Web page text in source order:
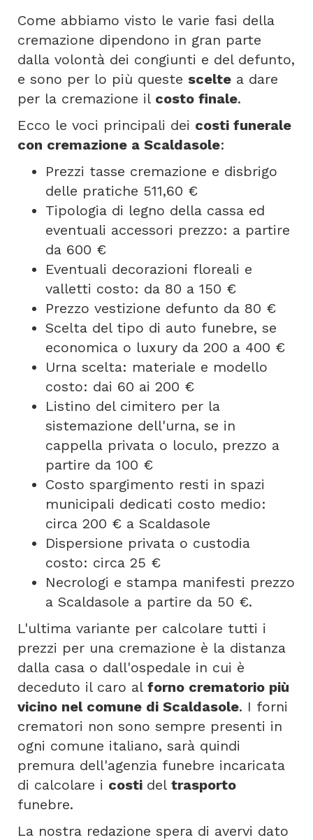
Come abbiamo visto le varie fasi della
cremazione dipendono in gran parte
dalla volontà dei congiunti e del defunto,
e sono per lo più queste scelte a dare
per la cremazione il costo finale.
Ecco le voci principali dei costi funerale
con cremazione a Scaldasole:
Prezzi tasse cremazione e disbrigo
delle pratiche 511,60 €
Tipologia di legno della cassa ed
eventuali accessori prezzo: a partire
da 600 €
Eventuali decorazioni floreali e
valletti costo: da 80 a 150 €
Prezzo vestizione defunto da 80 €
Scelta del tipo di auto funebre, se
economica o luxury da 200 a 400 €
Urna scelta: materiale e modello
costo: dai 60 ai 200 €
Listino del cimitero per la
sistemazione dell'urna, se in
cappella privata o loculo, prezzo a
partire da 100 €
Costo spargimento resti in spazi
municipali dedicati costo medio:
circa 200 € a Scaldasole
Dispersione privata o custodia
costo: circa 25 €
Necrologi e stampa manifesti prezzo
a Scaldasole a partire da 50 €.
L'ultima variante per calcolare tutti i
prezzi per una cremazione è la distanza
dalla casa o dall'ospedale in cui è
deceduto il caro al forno crematorio più
vicino nel comune di Scaldasole. I forni
crematori non sono sempre presenti in
ogni comune italiano, sarà quindi
premura dell'agenzia funebre incaricata
di calcolare i costi del trasporto
funebre.
La nostra redazione spera di avervi dato